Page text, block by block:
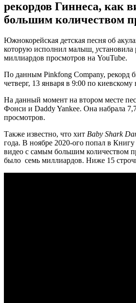
рекордов Гиннеса, как
большим количеством
Южнокорейская детская песня об
которую исполнил малыш , установила
миллиардов просмотров на YouTube.
По данным Pinkfong Company, рекорд
четверг, 13 января в 9:00 по киевскому
На данный момент на втором месте
Фонси и Daddy Yankee. Она набрала
просмотров.
Также известно, что хит Baby Shark
года. В ноябре 2020-ого попал в Книгу
видео с самым большим количеством
было семь миллиардов. Ниже 15